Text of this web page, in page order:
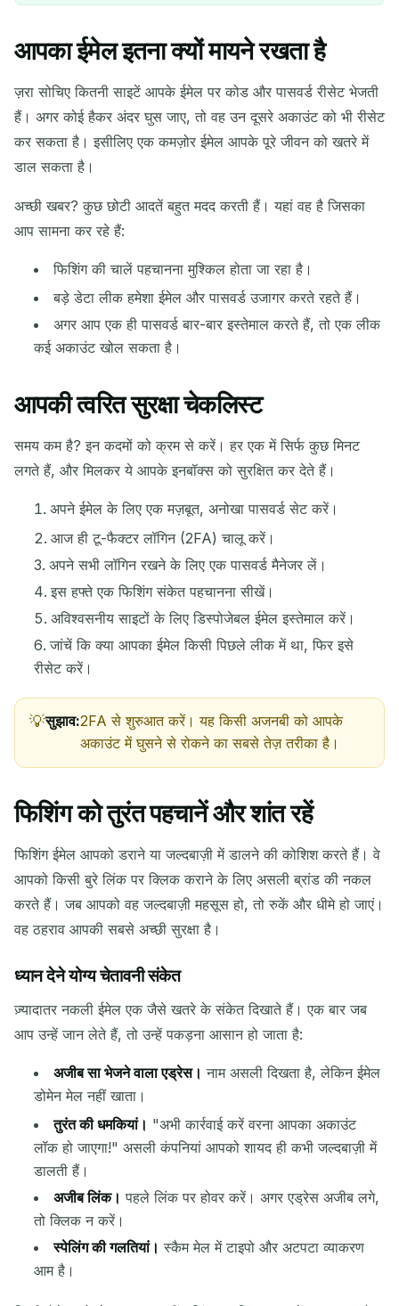
आपका अस्थायी ईमेल पता:
अगली ताज़ा में15सेकंड
प्रेषक
आने वाले ईमेल का इंतज़ार कर रहे हैं...
ताज़ा करें
आपका ईमेल इतना क्यों मायने रखता है
ज़रा सोचिए कितनी साइटें आपके ईमेल पर कोड और पासवर्ड रीसेट भेजती
हैं। अगर कोई हैकर अंदर घुस जाए, तो वह उन दूसरे अकाउंट को भी रीसेट
कर सकता है। इसीलिए एक कमज़ोर ईमेल आपके पूरे जीवन को खतरे में
डाल सकता है।
अच्छी खबर? कुछ छोटी आदतें बहुत मदद करती हैं। यहां वह है जिसका
आप सामना कर रहे हैं:
फिशिंग की चालें पहचानना मुश्किल होता जा रहा है।
बड़े डेटा लीक हमेशा ईमेल और पासवर्ड उजागर करते रहते हैं।
अगर आप एक ही पासवर्ड बार-बार इस्तेमाल करते हैं, तो एक लीक
कई अकाउंट खोल सकता है।
आपकी त्वरित सुरक्षा चेकलिस्ट
समय कम है? इन कदमों को क्रम से करें। हर एक में सिर्फ कुछ मिनट
लगते हैं, और मिलकर ये आपके इनबॉक्स को सुरक्षित कर देते हैं।
अपने ईमेल के लिए एक मज़बूत, अनोखा पासवर्ड सेट करें।
आज ही टू-फैक्टर लॉगिन (2FA) चालू करें।
अपने सभी लॉगिन रखने के लिए एक पासवर्ड मैनेजर लें।
इस हफ्ते एक फिशिंग संकेत पहचानना सीखें।
अविश्वसनीय साइटों के लिए डिस्पोजेबल ईमेल इस्तेमाल करें।
जांचें कि क्या आपका ईमेल किसी पिछले लीक में था, फिर इसे
रीसेट करें।
सुझाव:2FA से शुरुआत करें। यह किसी अजनबी को आपके
अकाउंट में घुसने से रोकने का सबसे तेज़ तरीका है।
फिशिंग को तुरंत पहचानें और शांत रहें
फिशिंग ईमेल आपको डराने या जल्दबाज़ी में डालने की कोशिश करते हैं। वे
आपको किसी बुरे लिंक पर क्लिक कराने के लिए असली ब्रांड की नकल
करते हैं। जब आपको वह जल्दबाज़ी महसूस हो, तो रुकें और धीमे हो जाएं।
वह ठहराव आपकी सबसे अच्छी सुरक्षा है।
ध्यान देने योग्य चेतावनी संकेत
ज़्यादातर नकली ईमेल एक जैसे खतरे के संकेत दिखाते हैं। एक बार जब
आप उन्हें जान लेते हैं, तो उन्हें पकड़ना आसान हो जाता है:
अजीब सा भेजने वाला एड्रेस। नाम असली दिखता है, लेकिन ईमेल
डोमेन मेल नहीं खाता।
तुरंत की धमकियां। "अभी कार्रवाई करें वरना आपका अकाउंट
लॉक हो जाएगा!" असली कंपनियां आपको शायद ही कभी जल्दबाज़ी में
डालती हैं।
अजीब लिंक। पहले लिंक पर होवर करें। अगर एड्रेस अजीब लगे,
तो क्लिक न करें।
स्पेलिंग की गलतियां। स्कैम मेल में टाइपो और अटपटा व्याकरण
आम है।